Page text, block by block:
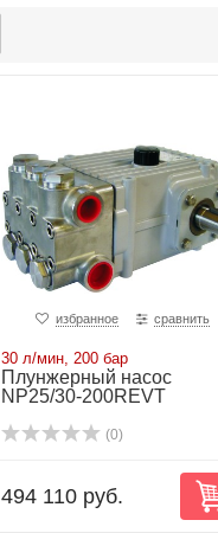
избранное сравнить
30 л/мин, 200 бар
Плунжерный насос
NP25/30-200REVT
(0)
494 110 руб.